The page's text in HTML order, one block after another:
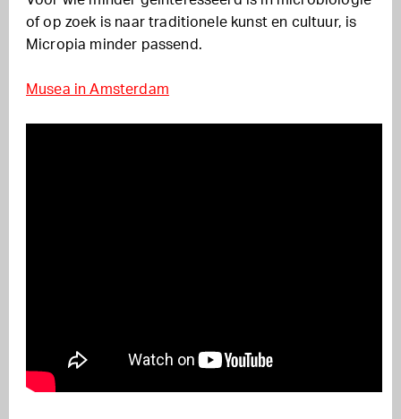
of op zoek is naar traditionele kunst en cultuur, is
Micropia minder passend.
Musea in Amsterdam